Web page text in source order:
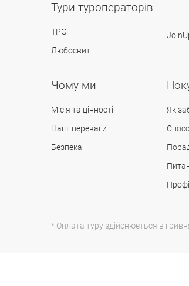
Тури туроператорів
TPG
Любосвит
Чому ми
Місія та цінності
Наші переваги
Безпека
Як
* Оплата туру здійснюється в